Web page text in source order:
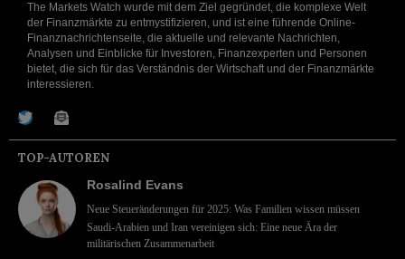
The Markets Watch wurde mit dem Ziel gegründet, die komplexe Welt
der Finanzmärkte zu entmystifizieren, und ist eine führende Online-
Finanznachrichtenseite, die aktuelle und relevante Nachrichten,
Analysen und Einblicke für Investoren, Finanzexperten und Personen
bietet, die sich für das Verständnis der Wirtschaft und der Finanzmärkte
interessieren.
TOP-AUTOREN
Rosalind Evans
Neue Steueränderungen für 2025: Was Familien wissen müssen
Saudi-Arabien und Iran vereinigen sich: Eine neue Ära der
militärischen Zusammenarbeit